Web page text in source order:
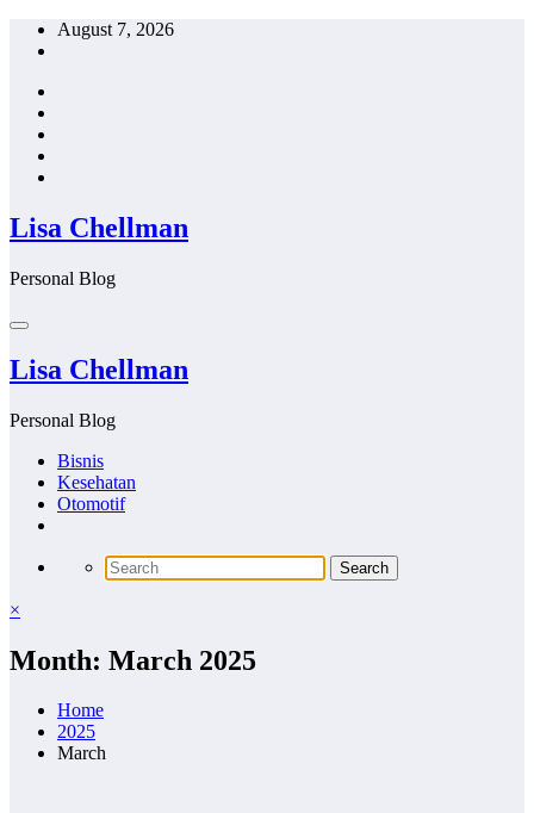
Skip
August 7, 2026
Lisa Chellman
Personal Blog
Lisa Chellman
Personal Blog
Bisnis
Kesehatan
Otomotif
×
Month: March 2025
Home
2025
March